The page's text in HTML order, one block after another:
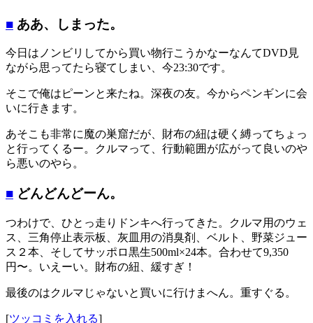
■ ああ、しまった。
今日はノンビリしてから買い物行こうかなーなんてDVD見
ながら思ってたら寝てしまい、今23:30です。
そこで俺はピーンと来たね。深夜の友。今からペンギンに会
いに行きます。
あそこも非常に魔の巣窟だが、財布の紐は硬く縛ってちょっ
と行ってくるー。クルマって、行動範囲が広がって良いのや
ら悪いのやら。
■ どんどんどーん。
つわけで、ひとっ走りドンキへ行ってきた。クルマ用のウェ
ス、三角停止表示板、灰皿用の消臭剤、ベルト、野菜ジュー
ス２本、そしてサッポロ黒生500ml×24本。合わせて9,350
円〜。いえーい。財布の紐、緩すぎ！
最後のはクルマじゃないと買いに行けまへん。重すぐる。
[ツッコミを入れる]